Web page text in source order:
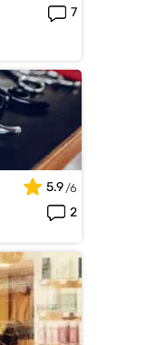
7
5.9
2